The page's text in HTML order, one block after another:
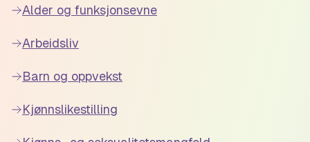
Alder og funksjonsevne
Arbeidsliv
Barn og oppvekst
Kjønnslikestilling